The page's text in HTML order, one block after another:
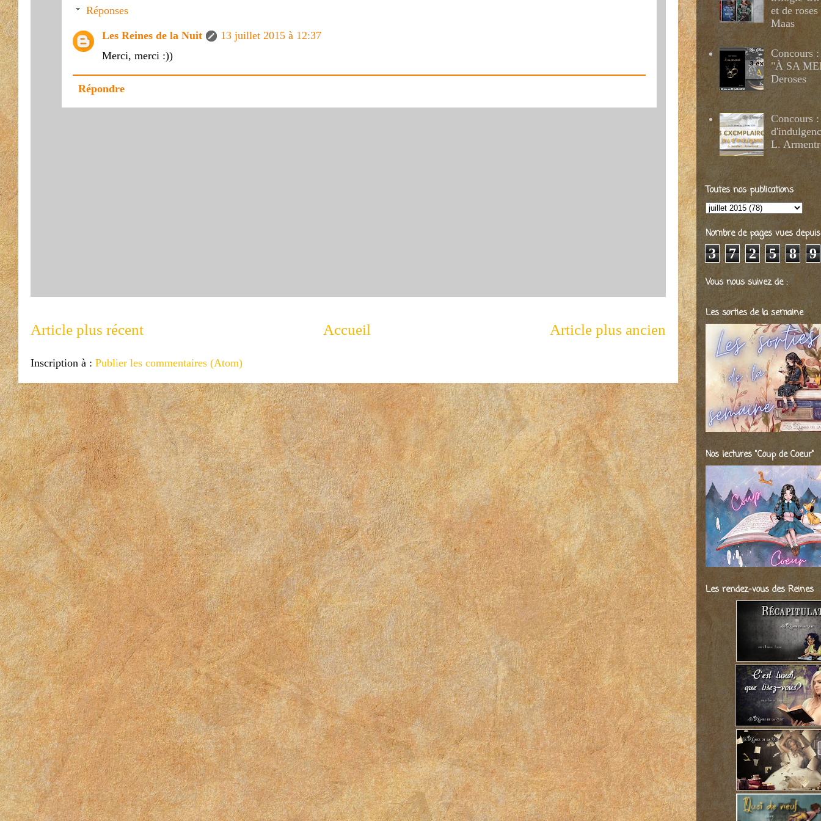
Réponses
Les Reines de la Nuit
13 juillet 2015 à 12:37
Merci, merci :))
Répondre
Article plus récent Article plus ancien
Accueil
Inscription à : Publier les commentaires (Atom)
et de
Maas
Concours
"À SA
Deroses
Concours :
L.
Toutes nos publications
Nombre de pages vues depuis
3 7 2 5 8 9
Vous nous suivez de :
Les sorties de la semaine
Nos lectures "Coup de Coeur"
Les rendez-vous des Reines